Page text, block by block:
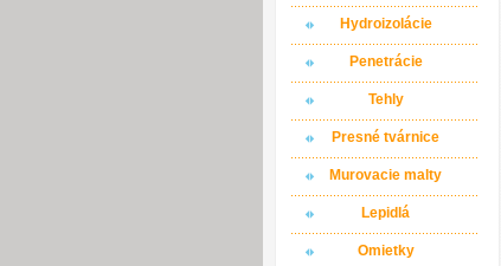
Hydroizolácie
Penetrácie
Tehly
Presné tvárnice
Murovacie malty
Lepidlá
Omietky